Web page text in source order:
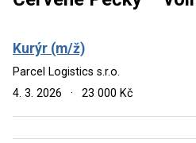
Kurýr (m/ž)
Parcel Logistics s.r.o.
4. 3. 2026
· 23 000 Kč